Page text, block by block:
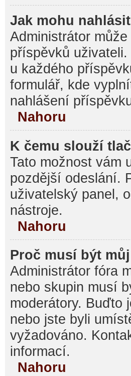
Jak mohu
Administrátor
příspěvků
u každého
formulář, kde
nahlášení
Nahoru
K čemu slouží
Tato možnost vám
pozdější odeslání.
uživatelský panel,
nástroje.
Nahoru
Proč musí být
Administrátor fóra
nebo skupin musí
moderátory. Buďto
nebo jste byli
vyžadováno.
informací.
Nahoru